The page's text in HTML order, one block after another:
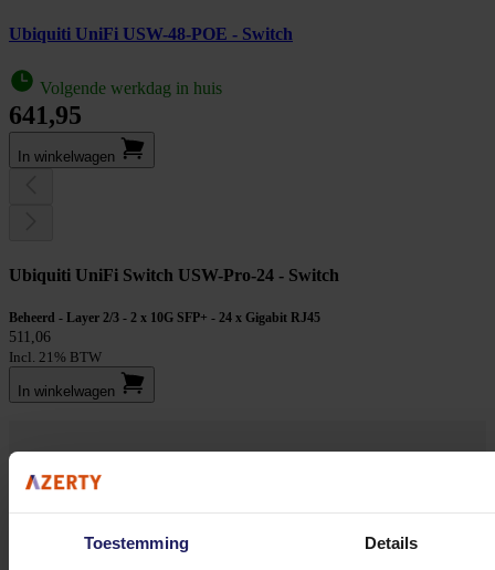
Toestemming Details
Ubiquiti UniFi USW-48-POE - Switch
Volgende werkdag in huis
641,95
In winkel­wagen
Ubiquiti UniFi Switch USW-Pro-24 - Switch
Beheerd - Layer 2/3 - 2 x 10G SFP+ - 24 x Gigabit RJ45
511,06
Incl. 21% BTW
In winkel­wagen
Stel jouw vragen aan onze klantenservice!
medewerkers staan klaar om jouw vragen te beantwoorden en verwijzen je